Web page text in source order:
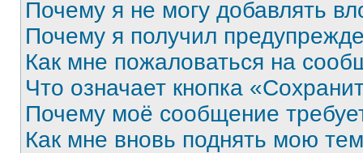
Почему я не могу добавлять
Почему я получил
Как мне пожаловаться на
Что означает кнопка
Почему моё сообщение
Как мне вновь поднять мою